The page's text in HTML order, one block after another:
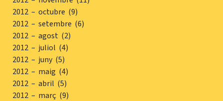
2012 – octubre (9)
2012 – setembre (6)
2012 – agost (2)
2012 – juliol (4)
2012 – juny (5)
2012 – maig (4)
2012 – abril (5)
2012 – març (9)